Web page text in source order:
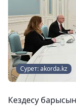
Сурет: akorda.kz
Кездесу